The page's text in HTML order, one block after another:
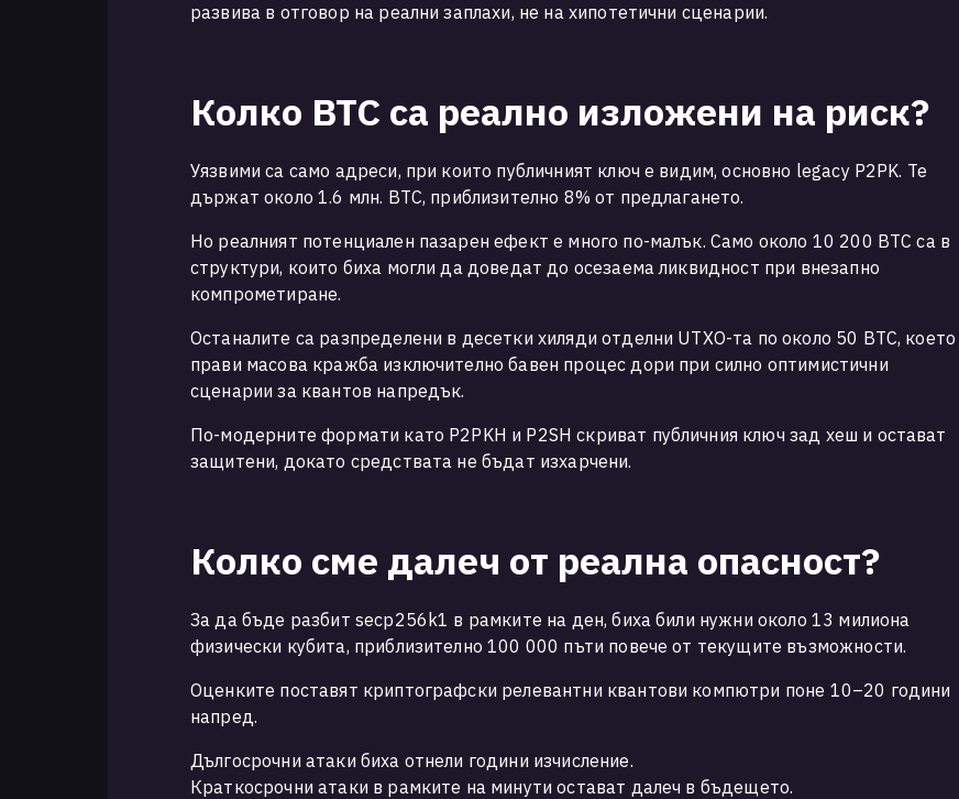
развива в отговор на реални заплахи, не на хипотетични сценарии.
Колко BTC са реално изложени на риск?
Уязвими са само адреси, при които публичният ключ е видим, основно legacy P2PK. Те
държат около 1.6 млн. BTC, приблизително 8% от предлагането.
Но реалният потенциален пазарен ефект е много по-малък. Само около 10 200 BTC са в
структури, които биха могли да доведат до осезаема ликвидност при внезапно
компрометиране.
Останалите са разпределени в десетки хиляди отделни UTXO-та по около 50 BTC, което
прави масова кражба изключително бавен процес дори при силно оптимистични
сценарии за квантов напредък.
По-модерните формати като P2PKH и P2SH скриват публичния ключ зад хеш и остават
защитени, докато средствата не бъдат изхарчени.
Колко сме далеч от реална опасност?
За да бъде разбит secp256k1 в рамките на ден, биха били нужни около 13 милиона
физически кубита, приблизително 100 000 пъти повече от текущите възможности.
Оценките поставят криптографски релевантни квантови компютри поне 10–20 години
напред.
Дългосрочни атаки биха отнели години изчисление.
Краткосрочни атаки в рамките на минути остават далеч в бъдещето.